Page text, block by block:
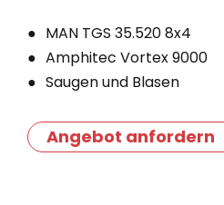
MAN TGS 35.520 8x4
Amphitec Vortex 9000
Saugen und Blasen
Angebot anfordern